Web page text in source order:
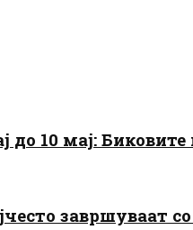
до 10 мај:
завршуваат